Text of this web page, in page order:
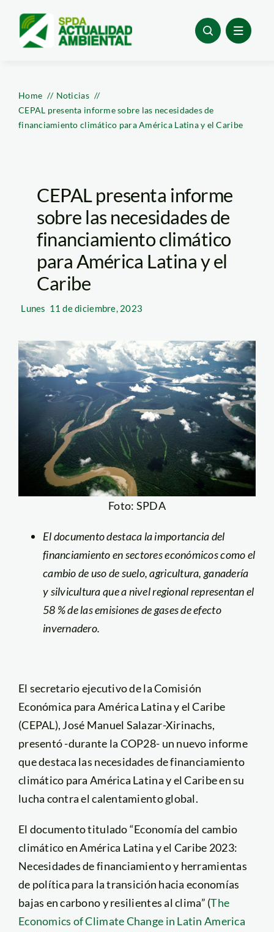
content
Home
Noticias
CEPAL presenta informe sobre las necesidades de
financiamiento climático para América Latina y el Caribe
CEPAL presenta informe
sobre las necesidades de
financiamiento climático
para América Latina y el
Caribe
Lunes 11 de diciembre, 2023
Foto: SPDA
El documento destaca la importancia del
financiamiento en sectores económicos como el
cambio de uso de suelo, agricultura, ganadería
y silvicultura que a nivel regional representan el
58 % de las emisiones de gases de efecto
invernadero.
El secretario ejecutivo de la Comisión
Económica para América Latina y el Caribe
(CEPAL), José Manuel Salazar-Xirinachs,
presentó -durante la COP28- un nuevo informe
que destaca las necesidades de financiamiento
climático para América Latina y el Caribe en su
lucha contra el calentamiento global.
El documento titulado “Economía del cambio
climático en América Latina y el Caribe 2023:
Necesidades de financiamiento y herramientas
de política para la transición hacia economías
bajas en carbono y resilientes al clima” (The
Economics of Climate Change in Latin America